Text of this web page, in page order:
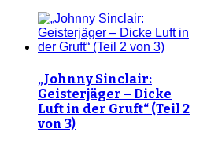
„Johnny Sinclair:
Geisterjäger – Dicke
Luft in der Gruft“ (Teil 2
von 3)